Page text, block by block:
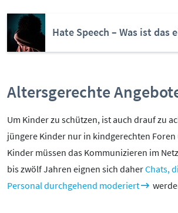
Hate Speech – Was ist das
Altersgerechte
Um Kinder zu schützen, ist auch drauf zu
jüngere Kinder nur in kindgerechten
Kinder müssen das Kommunizieren im
bis zwölf Jahren eignen sich daherChats,
Personal durchgehend moderiert
Kontakt
Initiative
Beirat
Impressum
Datenschutz
Barrierefreiheit
SERVICE: